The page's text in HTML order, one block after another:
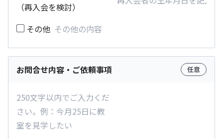
（再入会を検討）
その他
お問合せ内容・ご依頼事項 任意